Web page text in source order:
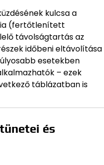
kulcsa a
(fertőtlenített
távolságtartás az
időbeni eltávolítása
esetekben
– ezek
táblázatban is
és